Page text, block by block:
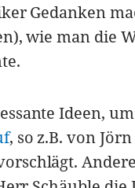
Gedanken
wie man die
Ideen,
, so z.B. von